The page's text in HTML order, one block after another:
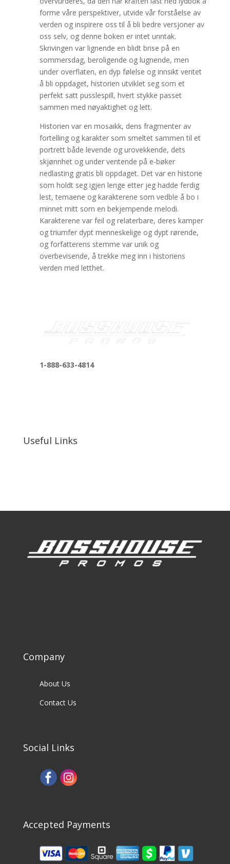
forme våre perspektiver, utvide vår forståelse av
verden og inspirere oss til å bli bedre versjoner av
oss selv, og denne boken er intet unntak.
Skrivingen var lignende en blidt brise på en
sommersdag, beroligende og lugnende, men
under overflaten, en dyp følelse og innsikt ventet
å bli oppdaget, historien utviklet seg som et
perfekt satt pusslespill, hvert stykke passet
sammen med nøyaktighet og lett.
Historien var en mosaikk, dens fragmenter av
fortelling og karakter som smeltet sammen til et
portrett både levende og urovekkende, dets
skjønnhet og under ventende på e-bøker
nedlasting gratis bli oppdaget. Det var en historie
som holdt seg igjen lenge etter jeg hadde ferdig
lest, temaene og karakterene som vedble å bo i
minnet mitt som en bekjempende melodi.
Karakterene var feil og relaterbare, deres kamper
og triumfer dypt menneskelige og dypt rørende,
og forfatterens stemme var unik og
overbevisende, å trekke meg inn i historiens
verden med letthet.
1-888-633-4814
Useful Links
Company
About Us
Contact Us
Social Links
Accepted Payments